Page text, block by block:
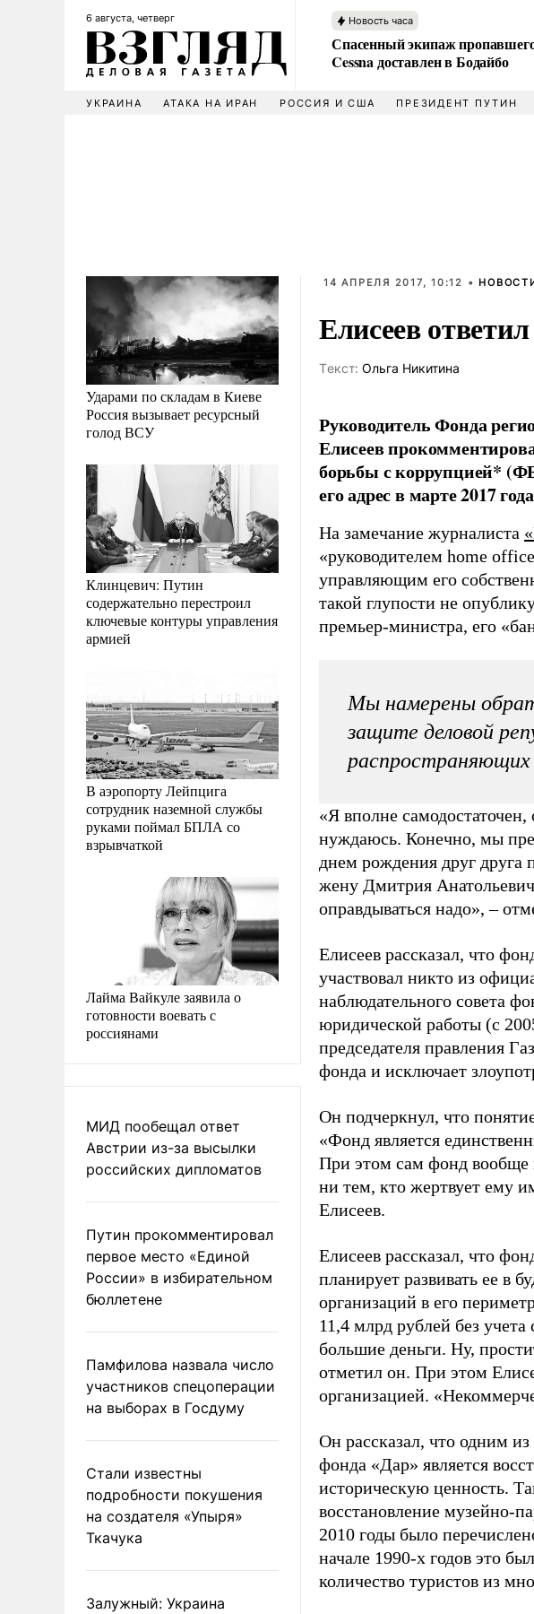
6 августа, четверг Новость часа
Спасенный экипаж
Cessna доставлен в Бодайбо
УКРАИНА АТАКА НА ИРАН РОССИЯ И США ПРЕЗИДЕНТ ПУТИН
Ударами по складам в Киеве
Россия вызывает ресурсный
голод ВСУ
Клинцевич: Путин
содержательно перестроил
ключевые контуры управления
армией
В аэропорту Лейпцига
сотрудник наземной службы
руками поймал БПЛА со
взрывчаткой
Лайма Вайкуле заявила о
готовности воевать с
россиянами
МИД пообещал ответ
Австрии из-за высылки
российских дипломатов
Путин прокомментировал
первое место «Единой
России» в избирательном
бюллетене
Памфилова назвала число
участников спецоперации
на выборах в Госдуму
Стали известны
подробности покушения
на создателя «Упыря»
Ткачука
Залужный: Украина
14 АПРЕЛЯ 2017, 10:12 •
Елисеев
Tекст: Ольга Никитина
Руководитель Фонда
Елисеев
борьбы с коррупцией*
его адрес в марте 2017
На замечание журналиста
«руководителем home
управляющим его
такой глупости не
премьер-министра, его
Мы намерены
защите деловой
«Я вполне
нуждаюсь. Конечно, мы
днем рождения друг
жену Дмитрия
оправдываться надо», –
Елисеев рассказал, что
участвовал никто из
наблюдательного совета
юридической работы (с
председателя правления
фонда и исключает
Он подчеркнул, что
«Фонд является
При этом сам фонд вообще
ни тем, кто жертвует ему
Елисеев.
Елисеев рассказал, что
планирует развивать ее в
организаций в его
11,4 млрд рублей без
большие деньги. Ну,
отметил он. При этом
организацией.
Он рассказал, что одним
фонда «Дар» является
историческую ценность.
восстановление музейно-
2010 годы было
начале 1990-х годов это
количество туристов из